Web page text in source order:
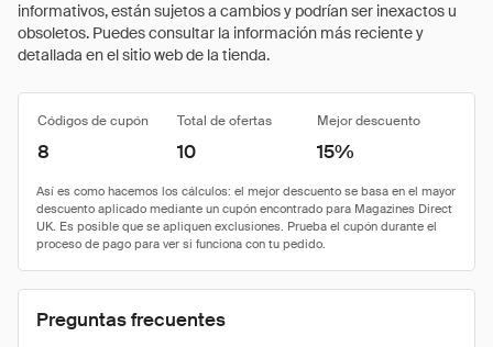
informativos, están sujetos a cambios y podrían ser inexactos u
obsoletos. Puedes consultar la información más reciente y
detallada en el sitio web de la tienda.
Códigos de cupón Total de ofertas Mejor descuento
8 10 15%
Preguntas frecuentes